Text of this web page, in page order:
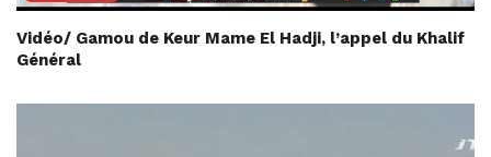
Vidéo/ Gamou de Keur Mame El Hadji, l’appel du Khalif
Général